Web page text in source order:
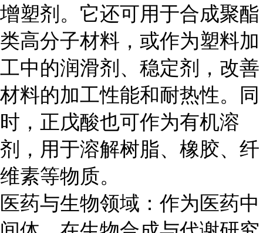
增塑剂。它还可用于合成聚酯
类高分子材料，或作为塑料加
工中的润滑剂、稳定剂，改善
材料的加工性能和耐热性。同
时，正戊酸也可作为有机溶
剂，用于溶解树脂、橡胶、纤
维素等物质。
医药与生物领域：作为医药中